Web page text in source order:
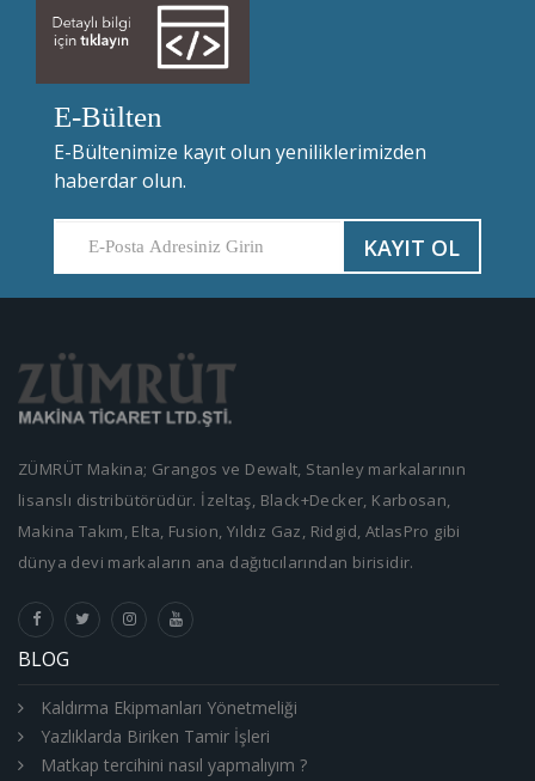
E-Bülten
E-Bültenimize kayıt olun yeniliklerimizden
haberdar olun.
KAYIT OL
ZÜMRÜT Makina; Grangos ve Dewalt, Stanley markalarının
lisanslı distribütörüdür. İzeltaş, Black+Decker, Karbosan,
Makina Takım, Elta, Fusion, Yıldız Gaz, Ridgid, AtlasPro gibi
dünya devi markaların ana dağıtıcılarından birisidir.
BLOG
Kaldırma Ekipmanları Yönetmeliği
Yazlıklarda Biriken Tamir İşleri
Matkap tercihini nasıl yapmalıyım ?